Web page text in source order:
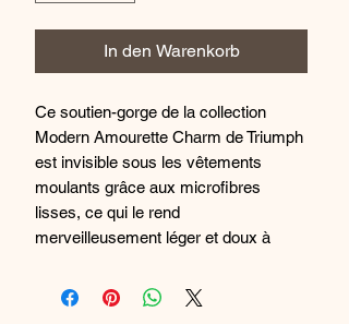
In den Warenkorb
Ce soutien-gorge de la collection
Modern Amourette Charm de Triumph
est invisible sous les vêtements
moulants grâce aux microfibres
lisses, ce qui le rend
merveilleusement léger et doux à
pas, c'est le soutien-gorge idéal pour
les femmes aux tailles de bonnets